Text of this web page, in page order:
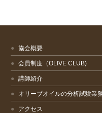
協会概要
会員制度（OLIVE CLUB)
講師紹介
オリーブオイルの分析試験業
アクセス